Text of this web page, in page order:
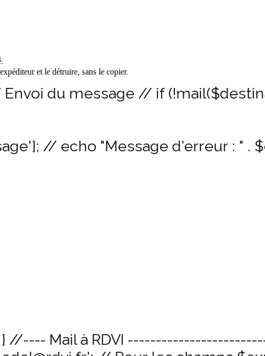
et le détruire, sans le copier.
du message // if
// echo "Message d'erreur : " .
} //---- Mail à RDVI